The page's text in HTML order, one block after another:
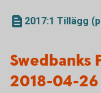
2017:1 Tillägg
Swedbanks
2018-04-26